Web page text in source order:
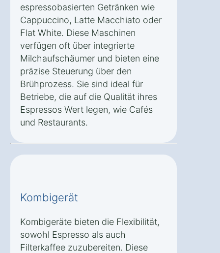
espressobasierten Getränken wie
Cappuccino, Latte Macchiato oder
Flat White. Diese Maschinen
verfügen oft über integrierte
Milchaufschäumer und bieten eine
präzise Steuerung über den
Brühprozess. Sie sind ideal für
Betriebe, die auf die Qualität ihres
Espressos Wert legen, wie Cafés
und Restaurants.
Kombigerät
Kombigeräte bieten die Flexibilität,
sowohl Espresso als auch
Filterkaffee zuzubereiten. Diese